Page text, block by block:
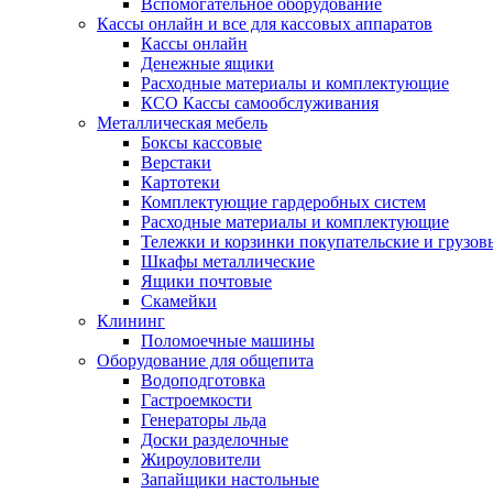
Вспомогательное оборудование
Кассы онлайн и все для кассовых аппаратов
Кассы онлайн
Денежные ящики
Расходные материалы и комплектующие
КСО Кассы самообслуживания
Металлическая мебель
Боксы кассовые
Верстаки
Картотеки
Комплектующие гардеробных систем
Расходные материалы и комплектующие
Тележки и корзинки покупательские и
Шкафы металлические
Ящики почтовые
Скамейки
Клининг
Поломоечные машины
Оборудование для общепита
Водоподготовка
Гастроемкости
Генераторы льда
Доски разделочные
Жироуловители
Запайщики настольные